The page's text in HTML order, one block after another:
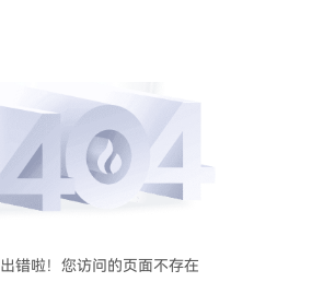
出错啦！您访问的页面不存在